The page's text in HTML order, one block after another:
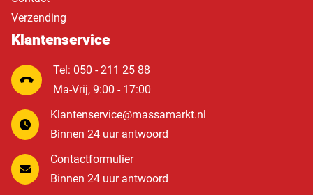
Verzending
Klantenservice
Tel: 050 - 211 25 88
Ma-Vrij, 9:00 - 17:00
Klantenservice@massamarkt.nl
Binnen 24 uur antwoord
Contactformulier
Binnen 24 uur antwoord